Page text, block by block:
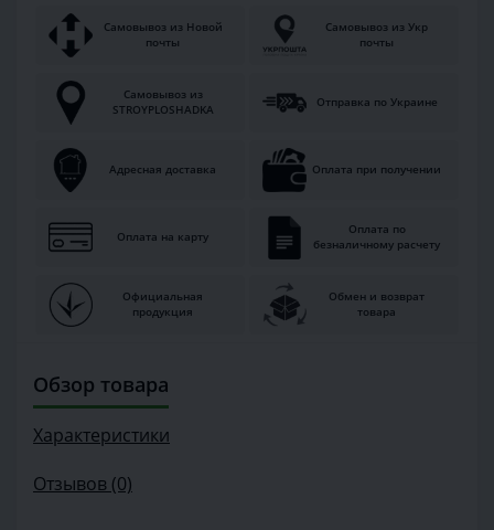
Самовывоз из Новой
почты
Самовывоз из Укр
почты
Самовывоз из
STROYPLOSHADKA
Отправка по Украине
Адресная доставка Оплата при получении
Оплата на карту
Оплата по
безналичному расчету
Официальная
продукция
Обмен и возврат
товара
Обзор товара
Характеристики
Отзывов (0)